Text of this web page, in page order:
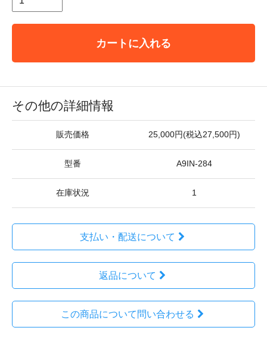
カートに入れる
その他の詳細情報
販売価格 25,000円(税込27,500円)
型番 A9IN-284
在庫状況 1
支払い・配送について
返品について
この商品について問い合わせる